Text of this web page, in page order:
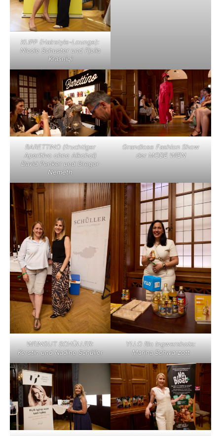
KLIPP (Hairstyle-Lounge):
Nicole Schuster und Fjolla
Krasniqi
BARETTINO (fruchtiger
Aperitivo ohne Alkohol)
David Penker und Gregor
Nemeth
Grandiose Fashion Show
der MODE WIEN
WEINGUT SCHÜLLER:
Kerstin und Nadine Schüller
YLLO Bio Ingwershots:
Marina Schwarzott